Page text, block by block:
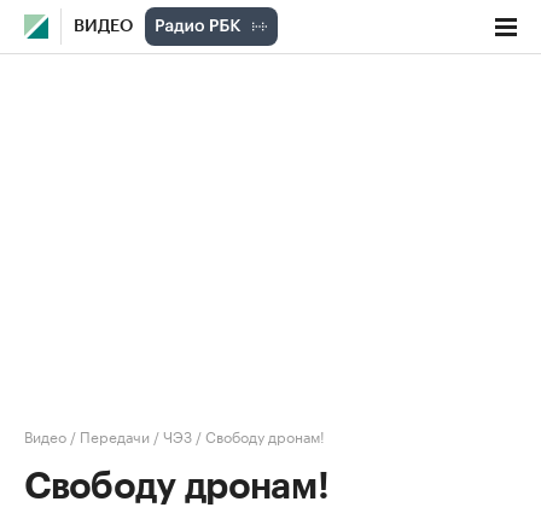
ВИДЕО
Видео / Передачи /ЧЭЗ /Свободу дронам!
Свободу дронам!